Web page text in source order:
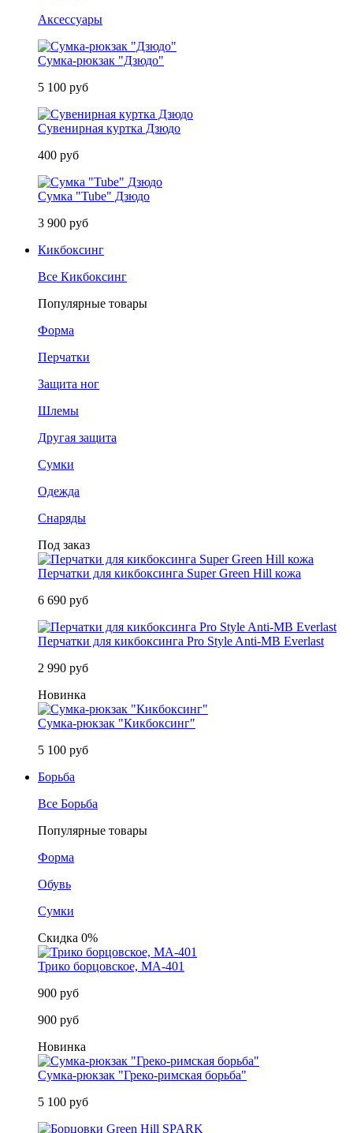
Аксессуары
Сумка-рюкзак "Дзюдо"
5 100 руб
Сувенирная куртка Дзюдо
400 руб
Сумка "Tube" Дзюдо
3 900 руб
Кикбоксинг
Все Кикбоксинг
Популярные товары
Форма
Перчатки
Защита ног
Шлемы
Другая защита
Сумки
Одежда
Снаряды
Под заказ
Перчатки для кикбоксинга Super Green Hill кожа
6 690 руб
Перчатки для кикбоксинга Pro Style Anti-MB Everlast
2 990 руб
Новинка
Сумка-рюкзак "Кикбоксинг"
5 100 руб
Борьба
Все Борьба
Популярные товары
Форма
Обувь
Сумки
Скидка 0%
Трико борцовское, MA-401
900 руб
900 руб
Новинка
Сумка-рюкзак "Греко-римская борьба"
5 100 руб